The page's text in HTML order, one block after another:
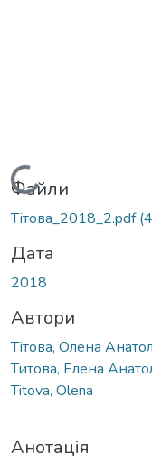
Вантажиться...
Файли
Тітова_2018_2.pdf
Дата
2018
Автори
Тітова, Олена
Титова, Елена
Titova, Olena
Анотація